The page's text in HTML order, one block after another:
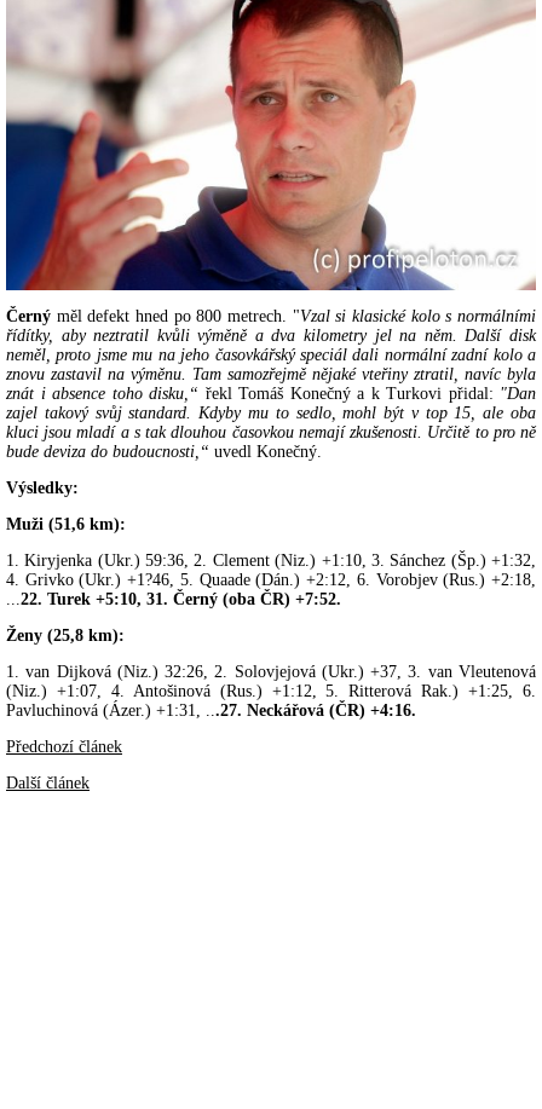
Černý měl defekt hned po 800 metrech. "Vzal si klasické kolo s normálními
řídítky, aby neztratil kvůli výměně a dva kilometry jel na něm. Další disk
neměl, proto jsme mu na jeho časovkářský speciál dali normální zadní kolo a
znovu zastavil na výměnu. Tam samozřejmě nějaké vteřiny ztratil, navíc byla
znát i absence toho disku,“ řekl Tomáš Konečný a k Turkovi přidal: "Dan
zajel takový svůj standard. Kdyby mu to sedlo, mohl být v top 15, ale oba
kluci jsou mladí a s tak dlouhou časovkou nemají zkušenosti. Určitě to pro ně
bude deviza do budoucnosti,“ uvedl Konečný.
Výsledky:
Muži (51,6 km):
1. Kiryjenka (Ukr.) 59:36, 2. Clement (Niz.) +1:10, 3. Sánchez (Šp.) +1:32,
4. Grivko (Ukr.) +1?46, 5. Quaade (Dán.) +2:12, 6. Vorobjev (Rus.) +2:18,
22. Turek +5:10, 31. Černý (oba ČR) +7:52.
Ženy (25,8 km):
1. van Dijková (Niz.) 32:26, 2. Solovjejová (Ukr.) +37, 3. van Vleutenová
(Niz.) +1:07, 4. Antošinová (Rus.) +1:12, 5. Ritterová Rak.) +1:25, 6.
Pavluchinová (Ázer.) +1:31, .. .27. Neckářová (ČR) +4:16.
Předchozí článek
Další článek